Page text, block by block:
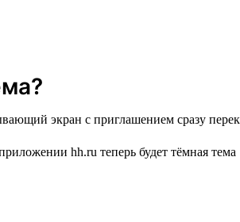
экран с приглашением сразу